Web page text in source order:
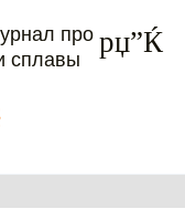
про
сплавы